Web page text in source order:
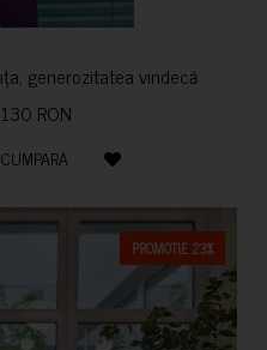
generozitatea vindecă
130 RON
CUMPARA
PROMOTIE 23%